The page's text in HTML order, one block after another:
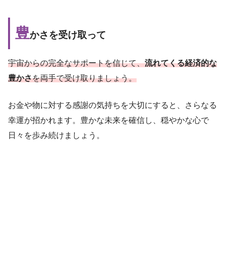
豊かさを受け取って
宇宙からの完全なサポートを信じて、流れてくる経済的な
豊かさを両手で受け取りましょう。
お金や物に対する感謝の気持ちを大切にすると、さらなる
幸運が招かれます。豊かな未来を確信し、穏やかな心で
日々を歩み続けましょう。